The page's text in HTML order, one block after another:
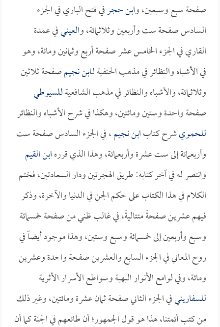
صفحة سبع وسبعين، وابن حجرفي فتح الباري في الجزء
السادس صفحة ست وأربعين وثلاثمائة، والعينيفي عمدة
القاري في الجزء الخامس عشر صفحة أربع وثمانين ومائة، وهو
في الأشباه والنظائر في مذهب الحنفية لـابن نجيمصفحة ثلاثين
وثلاثمائة، والأشباه والنظائر في مذهب الشافعيةللسيوطي
صفحة واحدة وستين ومائتين، وهكذا في شرح الأشباه والنظائر
للحمويشرح كتابابن نجيم، في الجزء السادس صفحة ست
وأربعمائة إلى ست عشرة وأربعمائة، وهذا الذي قررهابن القيم
وانتصر له في آخر كتابه: طريق الهجرتين ودار السعادتين، فختم
الكلام في هذا الكتاب على حكم الجن في الدنيا والآخرة، وذكر
فيهم عشرين صفحةً متتاليةً، في غالب ظني من صفحة خمسمائة
وسبع وأربعين إلى خمسمائة وسبع وستين، وهذا موجود أيضاً في
روح المعاني في الجزء السابع والعشرين صفحة واحدة وعشرين
ومائة، وفي لوامع الأنوار البهية وسواطع الأسرار الأثرية
للسفارينيفي الجزء الثاني صفحة ثمان عشرة ومائتين، وغير ذلك
من كتب أئمتنا، هذا هو قول الجمهور؛ أن طائعهم في الجنة كما أن